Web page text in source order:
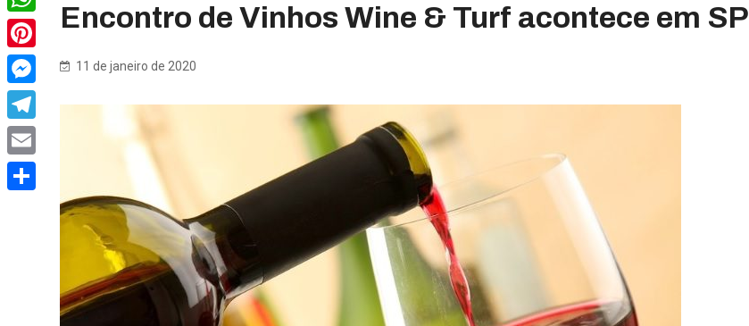
Encontro de Vinhos Wine & Turf acontece em SP
11 de janeiro de 2020
WhatsApp
Pinterest
Messenger
Telegram
Email